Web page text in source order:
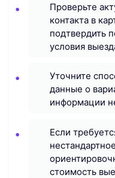
Проверьте
контакта в
подтвердить
условия
Уточните
данные о
информации
Если
стоимость